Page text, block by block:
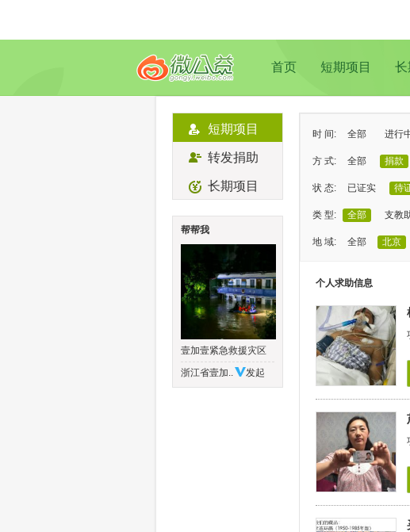
首页 短期项目 长
短期项目
转发捐助
长期项目
帮帮我
壹加壹紧急救援灾区
浙江省壹加..
发起
时 间: 全部 进行
方 式: 全部 捐款
状 态: 已证实 待
类 型: 全部 支教
地 域: 全部 北京
个人求助信息